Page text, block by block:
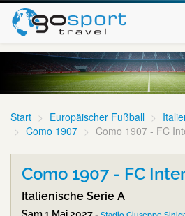
Start Europäischer Fußball
Como 1907
Como 1907 - FC
Como 1907 - FC
Italienische Serie A